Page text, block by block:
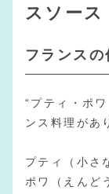
スソース
フランスの
“プティ・ポ
ンス料理があ
プティ（小さ
ポワ（えんど